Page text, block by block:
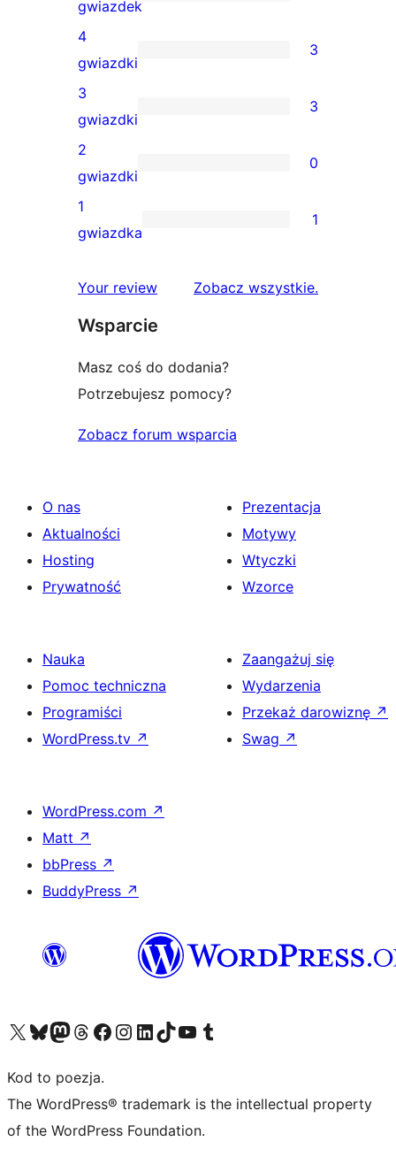
26
recenzji
5-
gwiazdkowych
gwiazdek
3
recenzje
4-
gwiazdkowe
4
gwiazdki
3
3
recenzje
3-
gwiazdkowe
3
gwiazdki
3
0
recenzji
2-
2
gwiazdki
0
1
1-
1
gwiazdka
1
Your review Zobacz wszystkierecenzje
.
Wsparcie
Masz coś do dodania?
Potrzebujesz pomocy?
Zobacz forum wsparcia
O nas
Aktualności
Hosting
Prywatność
Prezentacja
Motywy
Wtyczki
Wzorce
Nauka
Pomoc techniczna
Programiści
WordPress.tv ↗
Zaangażuj się
Wydarzenia
Przekaż darowiznę ↗
Swag ↗
WordPress.com ↗
Matt ↗
bbPress ↗
BuddyPress ↗
Odwiedź nasze konto X (dawniej Twitter)
Odwiedź nasze konto Bluesky
Odwiedź nasze konto na Mastodoncie
Odwiedź naszego Threadsa
Odwiedź naszego Facebooka
Odwiedź nasze konto na Instagramie
Odwiedź nasze konto na LinkedIn
Odwiedź naszego TikToka
Odwiedź nasz kanał YouTube
Odwiedź naszego Tumblra
Kod to poezja.
The WordPress® trademark is the intellectual property
of the WordPress Foundation.